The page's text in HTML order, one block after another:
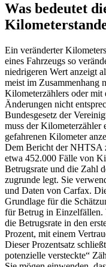
Was bedeutet
Ein veränderter
eines Fahrzeugs so
niedrigeren Wert anzeigt
meist im Zusammenhang
Kilometerzählers oder
Änderungen nicht
Bundesgesetz der
muss der Kilometerzähler
gefahrenen Kilometer
Dem Bericht der NHTSA
etwa 452.000 Fälle von
Betrugsrate und die Zahl
zugrunde legt. Sie
und Daten von Carfax.
Grundlage für die
für Betrug in Einzelfällen.
die Betrugsrate in den
Prozent, mit einem
Dieser Prozentsatz
potenzielle versteckte“